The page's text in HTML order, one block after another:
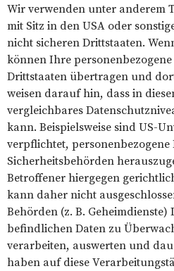
Wir verwenden unter anderem
mit Sitz in den USA oder
nicht sicheren Drittstaaten.
können Ihre
Drittstaaten übertragen und
weisen darauf hin, dass in
vergleichbares
kann. Beispielsweise sind US-
verpflichtet, personenbezogene
Sicherheitsbehörden
Betroffener hiergegen
kann daher nicht
Behörden (z. B.
befindlichen Daten zu
verarbeiten, auswerten und
haben auf diese